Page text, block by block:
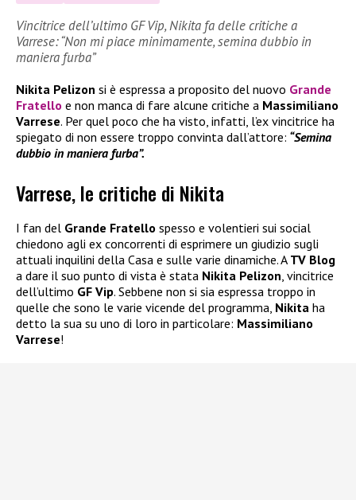
Vincitrice dell’ultimo GF Vip, Nikita fa delle critiche a
Varrese: “Non mi piace minimamente, semina dubbio in
maniera furba”
Nikita Pelizon si è espressa a proposito del nuovo Grande
Fratello e non manca di fare alcune critiche a Massimiliano
Varrese. Per quel poco che ha visto, infatti, l’ex vincitrice ha
spiegato di non essere troppo convinta dall’attore: “Semina
dubbio in maniera furba”.
Varrese, le critiche di Nikita
I fan del Grande Fratello spesso e volentieri sui social
chiedono agli ex concorrenti di esprimere un giudizio sugli
attuali inquilini della Casa e sulle varie dinamiche. A TV Blog
a dare il suo punto di vista è stata Nikita Pelizon , vincitrice
dell’ultimo GF Vip. Sebbene non si sia espressa troppo in
quelle che sono le varie vicende del programma, Nikita ha
detto la sua su uno di loro in particolare: Massimiliano
Varrese!